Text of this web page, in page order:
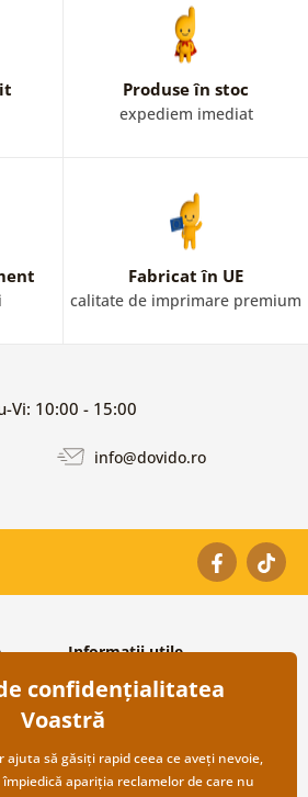
Produse în stoc
expediem imediat
Fabricat în UE
calitate de imprimare premium
Vi: 10:00 - 15:00
info@dovido.ro
plată
Informații utile
Despre noi
Întrebări frecvente
Contacte
Cooperare angro
confidențialitatea
Voastră
ajuta să găsiți rapid ceea ce aveți nevoie,
apariția reclamelor de care nu